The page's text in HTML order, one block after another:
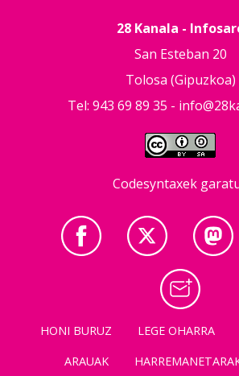
28 Kanala -
San Esteban 20
Tolosa (Gipuzkoa)
Tel: 943 69 89 35 -
Codesyntaxek
HONI BURUZ LEGE OHARRA
ARAUAK